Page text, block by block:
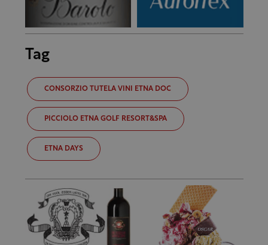
Tag
CONSORZIO TUTELA VINI ETNA DOC
PICCIOLO ETNA GOLF RESORT&SPA
ETNA DAYS